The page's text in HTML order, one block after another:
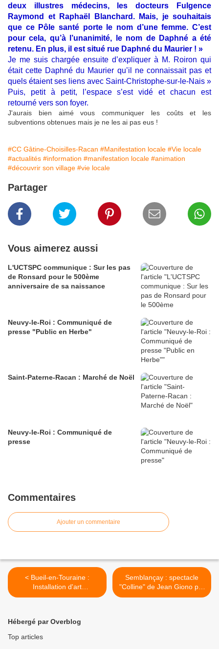
deux illustres médecins, les docteurs Fulgence
Raymond et Raphaël Blanchard. Mais, je souhaitais
que ce Pôle santé porte le nom d’une femme. C’est
pour cela, qu’à l’unanimité, le nom de Daphné a été
retenu. En plus, il est situé rue Daphné du Maurier ! »
Je me suis chargée ensuite d’expliquer à M. Roiron qui
était cette Daphné du Maurier qu’il ne connaissait pas et
quels étaient ses liens avec Saint-Christophe-sur-le-Nais »
Puis, petit à petit, l’espace s’est vidé et chacun est
retourné vers son foyer.
J'aurais bien aimé vous communiquer les coûts et les
subventions obtenues mais je ne les ai pas eus !
#CC Gâtine-Choisilles-Racan #Manifestation locale #Vie locale
#actualités #information #manifestation locale #animation
#découvrir son village #vie locale
Partager
Vous aimerez aussi
L'UCTSPC communique : Sur les pas
de Ronsard pour le 500ème
anniversaire de sa naissance
Neuvy-le-Roi : Communiqué de
presse "Public en Herbe"
Saint-Paterne-Racan : Marché de Noël
Neuvy-le-Roi : Communiqué de
presse
Commentaires
Ajouter un commentaire
< Bueil-en-Touraine :
Installation d'art
contemporain à la collégiale
Semblançay : spectacle
"Colline" de Jean Giono par
Pierrette Dupoyet >
Hébergé par Overblog
Top articles